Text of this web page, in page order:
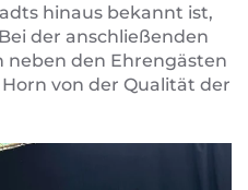
hinaus bekannt ist,
der anschließenden
den Ehrengästen
von der Qualität der